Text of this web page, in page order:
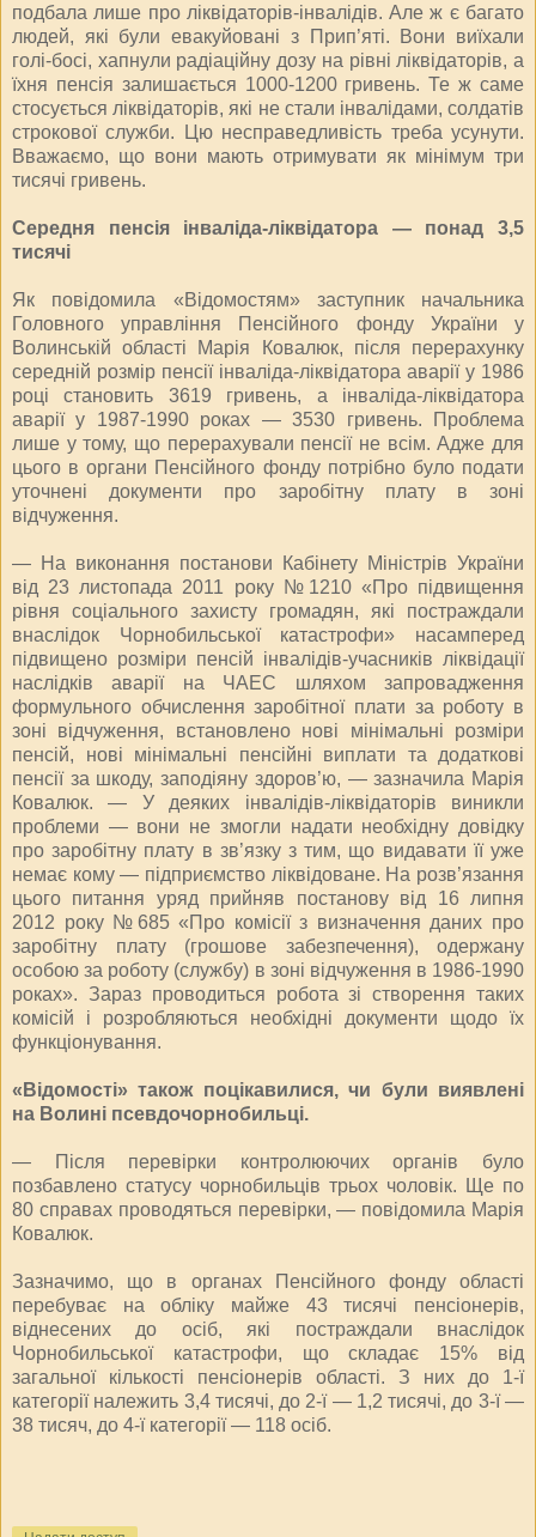
подбала лише про ліквідаторів-інвалідів. Але ж є багато
людей, які були евакуйовані з Прип’яті. Вони виїхали
голі-босі, хапнули радіаційну дозу на рівні ліквідаторів, а
їхня пенсія залишається 1000-1200 гривень. Те ж саме
стосується ліквідаторів, які не стали інвалідами, солдатів
строкової служби. Цю несправедливість треба усунути.
Вважаємо, що вони мають отримувати як мінімум три
тисячі гривень.
Середня пенсія інваліда-ліквідатора — понад 3,5
тисячі
Як повідомила «Відомостям» заступник начальника
Головного управління Пенсійного фонду України у
Волинській області Марія Ковалюк, після перерахунку
середній розмір пенсії інваліда-ліквідатора аварії у 1986
році становить 3619 гривень, а інваліда-ліквідатора
аварії у 1987-1990 роках — 3530 гривень. Проблема
лише у тому, що перерахували пенсії не всім. Адже для
цього в органи Пенсійного фонду потрібно було подати
уточнені документи про заробітну плату в зоні
відчуження.
— На виконання постанови Кабінету Міністрів України
від 23 листопада 2011 року №1210 «Про підвищення
рівня соціального захисту громадян, які постраждали
внаслідок Чорнобильської катастрофи» насамперед
підвищено розміри пенсій інвалідів-учасників ліквідації
наслідків аварії на ЧАЕС шляхом запровадження
формульного обчислення заробітної плати за роботу в
зоні відчуження, встановлено нові мінімальні розміри
пенсій, нові мінімальні пенсійні виплати та додаткові
пенсії за шкоду, заподіяну здоров’ю, — зазначила Марія
Ковалюк. — У деяких інвалідів-ліквідаторів виникли
проблеми — вони не змогли надати необхідну довідку
про заробітну плату в зв’язку з тим, що видавати її уже
немає кому — підприємство ліквідоване. На розв’язання
цього питання уряд прийняв постанову від 16 липня
2012 року №685 «Про комісії з визначення даних про
заробітну плату (грошове забезпечення), одержану
особою за роботу (службу) в зоні відчуження в 1986-1990
роках». Зараз проводиться робота зі створення таких
комісій і розробляються необхідні документи щодо їх
функціонування.
«Відомості» також поцікавилися, чи були виявлені
на Волині псевдочорнобильці.
— Після перевірки контролюючих органів було
позбавлено статусу чорнобильців трьох чоловік. Ще по
80 справах проводяться перевірки, — повідомила Марія
Ковалюк.
Зазначимо, що в органах Пенсійного фонду області
перебуває на обліку майже 43 тисячі пенсіонерів,
віднесених до осіб, які постраждали внаслідок
Чорнобильської катастрофи, що складає 15% від
загальної кількості пенсіонерів області. З них до 1-ї
категорії належить 3,4 тисячі, до 2-ї — 1,2 тисячі, до 3-ї —
38 тисяч, до 4-ї категорії — 118 осіб.